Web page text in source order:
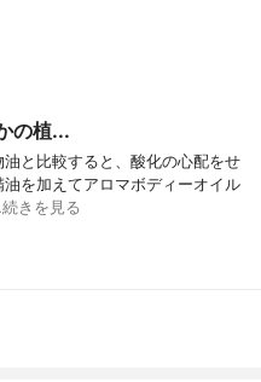
の植...
と比較すると、酸化の心配をせ
を加えてアロマボディーオイル
続きを見る